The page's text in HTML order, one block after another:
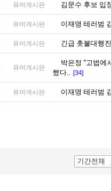
유머게시판 김문수 후보 입
유머게시판 이재명 테러범
유머게시판 긴급 촛불대행
유머게시판
박은정 "고법에
했다.. [34]
유머게시판 이재명 테러범
기간전체